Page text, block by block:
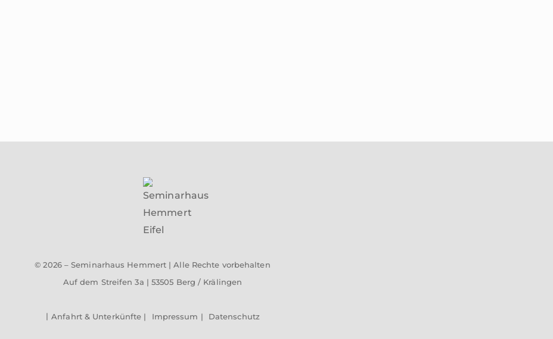
© 2026 – Seminarhaus Hemmert | Alle Rechte vorbehalten
Auf dem Streifen 3a | 53505 Berg / Krälingen
Anfahrt & Unterkünfte | Impressum | Datenschutz